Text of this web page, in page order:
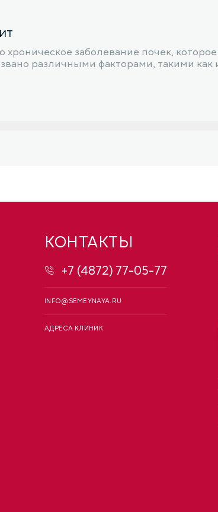
заболевание почек,
различными факторами, такими
КОНТАКТЫ
+7 (4872) 77-05-77
INFO@SEMEYNAYA.RU
АДРЕСА КЛИНИК